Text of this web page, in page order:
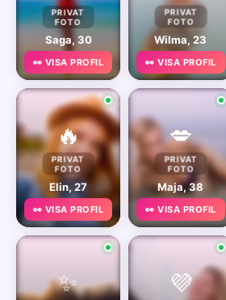
PRIVAT
FOTO
Saga, 30
👀 VISA PROFIL
PRIVAT
FOTO
Wilma, 23
👀 VISA PROFIL
🔥
PRIVAT
FOTO
Elin, 27
👀 VISA PROFIL
💋
PRIVAT
FOTO
Maja, 38
👀 VISA PROFIL
✨ 💜